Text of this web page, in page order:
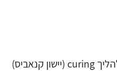
שקית הלחות של BOVEDA מביאה להליך curing (יישון קנאביס)